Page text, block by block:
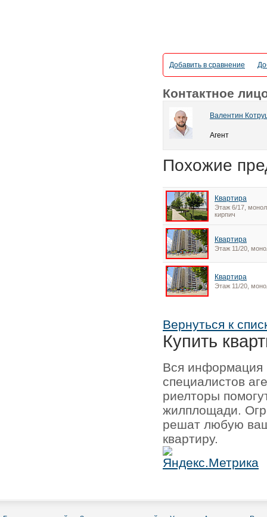
Добавить в сравнение
Контактное
Валентин
Агент
Похожие
Квартира
Этаж 6/17,
кирпич
Квартира
Этаж 11/20,
Квартира
Этаж 11/20,
Вернуться к
Купить
Вся информация
специалистов
риелторы
жилплощади.
решат любую
квартиру.